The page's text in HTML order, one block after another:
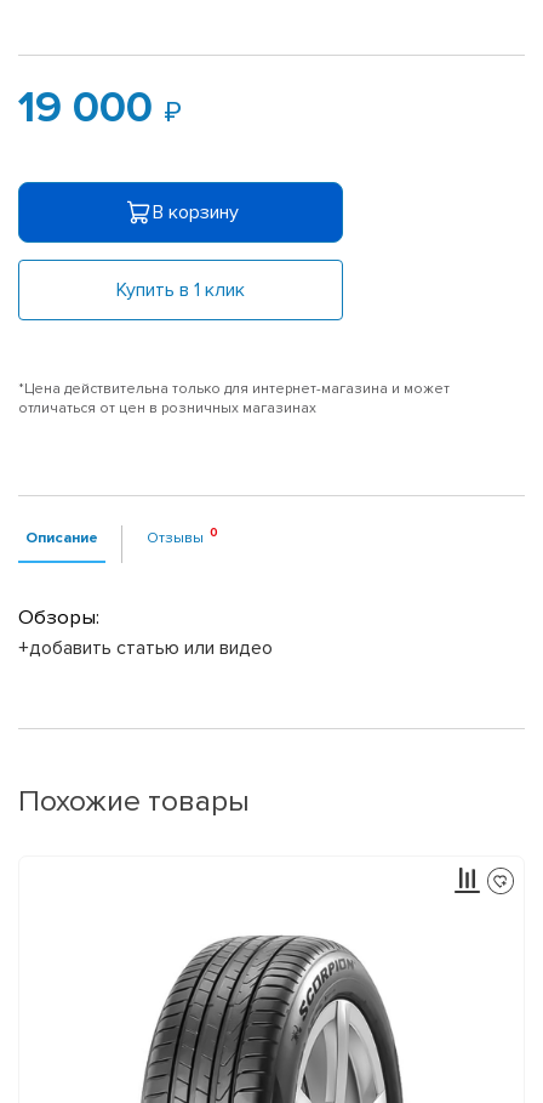
19 000
В корзину
Купить в 1 клик
*Цена действительна только для интернет-магазина и может
отличаться от цен в розничных магазинах
Описание Отзывы
Обзоры:
+добавить статью или видео
Похожие товары